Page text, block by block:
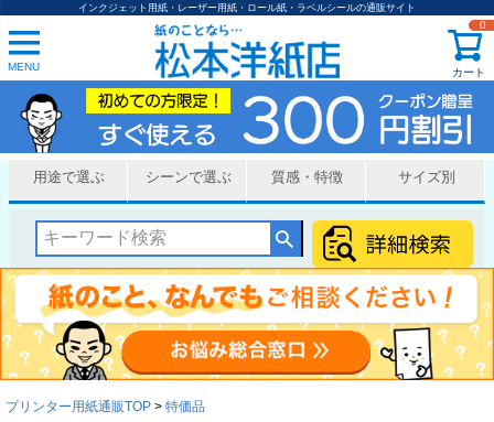
インクジェット用紙・レーザー用紙・ロール紙・ラベルシールの通販サイト
MENU カート
0
用途で選ぶ シーンで選ぶ 質感・特徴 サイズ別
プリンター用紙通販TOP 特価品